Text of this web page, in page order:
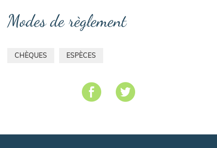
Modes de règlement
CHÈQUES ESPÈCES